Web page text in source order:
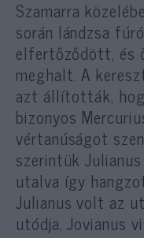
Szamarra
során lándzsa
elfertőződött, és
meghalt. A
azt állították,
bizonyos
vértanúságot
szerintük
utalva így
Julianus volt az
utódja, Jovianus